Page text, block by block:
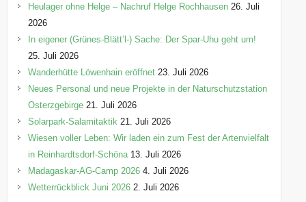
Heulager ohne Helge – Nachruf Helge Rochhausen 26. Juli
2026
In eigener (Grünes-Blätt’l-) Sache: Der Spar-Uhu geht um!
25. Juli 2026
Wanderhütte Löwenhain eröffnet 23. Juli 2026
Neues Personal und neue Projekte in der Naturschutzstation
Osterzgebirge 21. Juli 2026
Solarpark-Salamitaktik 21. Juli 2026
Wiesen voller Leben: Wir laden ein zum Fest der Artenvielfalt
in Reinhardtsdorf-Schöna 13. Juli 2026
Madagaskar-AG-Camp 2026 4. Juli 2026
Wetterrückblick Juni 2026 2. Juli 2026